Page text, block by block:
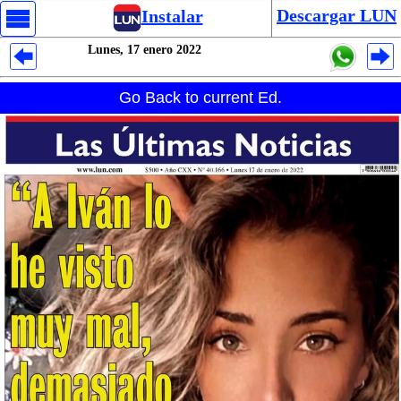
Instalar Descargar LUN
Lunes, 17 enero 2022
Go Back to current Ed.
Despliegues Analytics
Despliegues Totales
Despliegues por Rubros